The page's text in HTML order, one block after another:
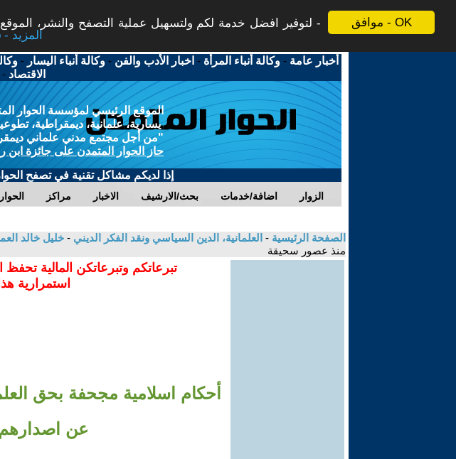
موافق - OK
لتوفير افضل خدمة لكم ولتسهيل عملية التصفح والنشر،
More info - المزيد
أخبار عامة -وكالة أنباء المرأة - اخبار الأدب والفن -وكالة أنباء اليسار -
الاقتصاد -
الموقع الرئيسي لمؤسسة الحوار
يسارية، علمانية، ديمقراطية،
"من أجل مجتمع مدني علماني
حاز الحوار المتمدن على جائزة ابن
إذا لديكم مشاكل تقنية في تصفح
مراكز الاخبار بحث/الارشيف اضافة/خدمات الزوار
الصفحة الرئيسية - العلمانية، الدين السياسي ونقد الفكر الديني - خليل خالد
منذ عصور سحيقة
تبرعاتكم وتبرعاتكن المالية
استمرارية
أحكام اسلامية مجحفة بحق
عن